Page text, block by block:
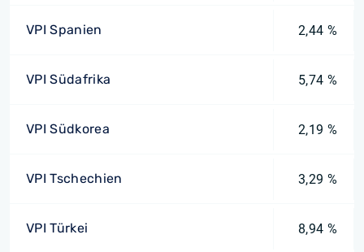
VPI Spanien 2,44 %
VPI Südafrika 5,74 %
VPI Südkorea 2,19 %
VPI Tschechien 3,29 %
VPI Türkei 8,94 %